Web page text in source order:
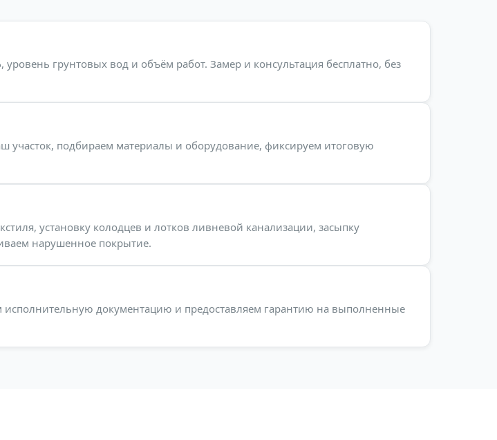
грунтовых вод и объём работ. Замер и консультация бесплатно, без
участок, подбираем материалы и оборудование, фиксируем итоговую
установку колодцев и лотков ливневой канализации, засыпку
нарушенное покрытие.
документацию и предоставляем гарантию на выполненные